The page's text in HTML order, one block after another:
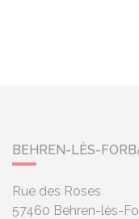
BEHREN-LÈS-
Rue des Roses
57460 Behren-lès-